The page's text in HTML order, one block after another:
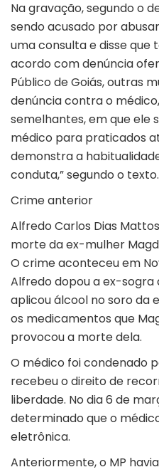
Na gravação, segundo o
sendo acusado por
uma consulta e disse que
acordo com denúncia
Público de Goiás, outras
denúncia contra o
semelhantes, em que ele
médico para praticados
demonstra a
conduta,” segundo o texto.
Crime anterior
Alfredo Carlos Dias
morte da ex-mulher
O crime aconteceu em
Alfredo dopou a ex-sogra
aplicou álcool no soro da
os medicamentos que
provocou a morte dela.
O médico foi condenado
recebeu o direito de
liberdade. No dia 6 de
determinado que o
eletrônica.
Anteriormente, o MP